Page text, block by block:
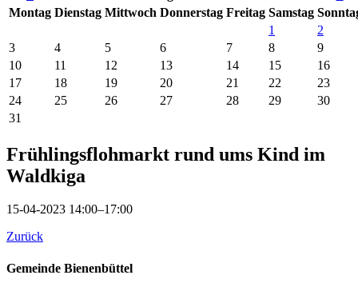
Montag Dienstag Mittwoch Donnerstag Freitag Samstag So
1
2
3
4 5 6 7 8
9
10
11 12 13 14 15
16
17
18 19 20 21 22
23
24
25 26 27 28 29
30
31
Frühlingsflohmarkt rund ums Kind im
Waldkiga
15-04-2023 14:00–17:00
Zurück
Gemeinde Bienenbüttel